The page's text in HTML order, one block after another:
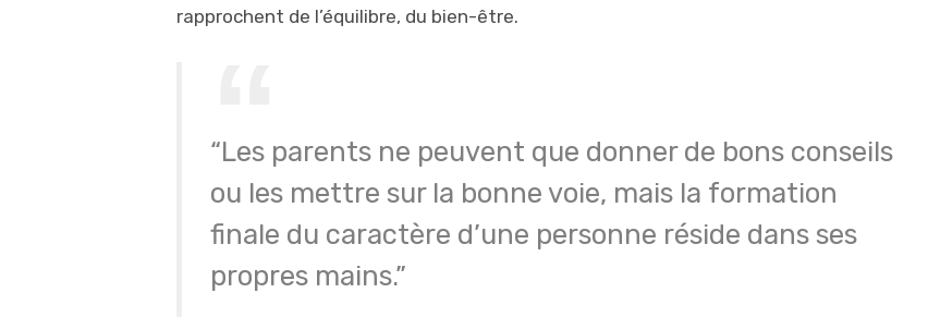
rapprochent de l’équilibre, du bien-être.
“Les parents ne peuvent que donner de bons conseils
ou les mettre sur la bonne voie, mais la formation
finale du caractère d’une personne réside dans ses
propres mains.”